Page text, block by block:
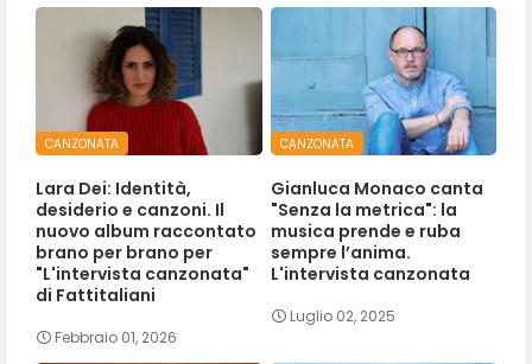
CANZONATA
Lara Dei: Identità,
desiderio e canzoni. Il
nuovo album raccontato
brano per brano per
"L'intervista canzonata"
di Fattitaliani
Febbraio 01, 2026
CANZONATA
Gianluca Monaco canta
"Senza la metrica": la
musica prende e ruba
sempre l’anima.
L'intervista canzonata
Luglio 02, 2025